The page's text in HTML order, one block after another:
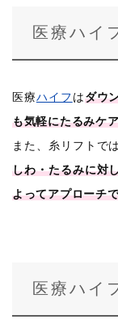
医療ハイ
医療ハイフはダウ
も気軽にたるみケ
また、糸リフトで
しわ・たるみに対
よってアプローチ
医療ハイ